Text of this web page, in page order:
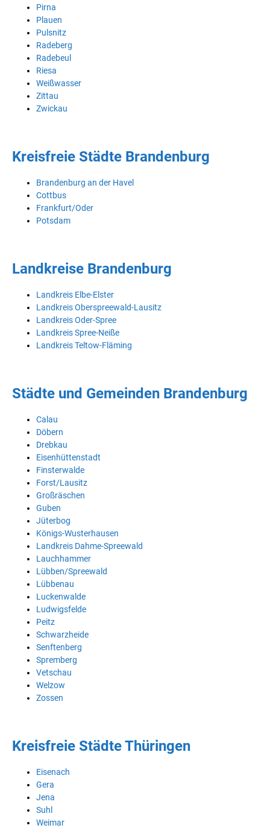
Pirna
Plauen
Pulsnitz
Radeberg
Radebeul
Riesa
Weißwasser
Zittau
Zwickau
Kreisfreie Städte Brandenburg
Brandenburg an der Havel
Cottbus
Frankfurt/Oder
Potsdam
Landkreise Brandenburg
Landkreis Elbe-Elster
Landkreis Oberspreewald-Lausitz
Landkreis Oder-Spree
Landkreis Spree-Neiße
Landkreis Teltow-Fläming
Städte und Gemeinden Brandenburg
Calau
Döbern
Drebkau
Eisenhüttenstadt
Finsterwalde
Forst/Lausitz
Großräschen
Guben
Jüterbog
Königs-Wusterhausen
Landkreis Dahme-Spreewald
Lauchhammer
Lübben/Spreewald
Lübbenau
Luckenwalde
Ludwigsfelde
Peitz
Schwarzheide
Senftenberg
Spremberg
Vetschau
Welzow
Zossen
Kreisfreie Städte Thüringen
Eisenach
Gera
Jena
Suhl
Weimar